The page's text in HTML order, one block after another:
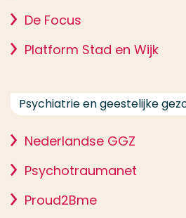
De Focus
Platform Stad en Wijk
Psychiatrie en geestelijke
Nederlandse GGZ
Psychotraumanet
Proud2Bme